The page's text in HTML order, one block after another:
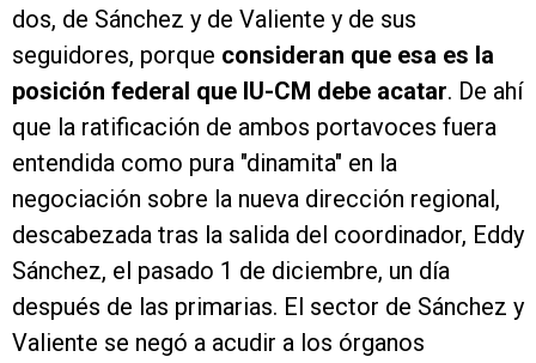
dos, de Sánchez y de Valiente y de sus
seguidores, porque consideran que esa es la
posición federal que IU-CM debe acatar. De ahí
que la ratificación de ambos portavoces fuera
entendida como pura "dinamita" en la
negociación sobre la nueva dirección regional,
descabezada tras la salida del coordinador, Eddy
Sánchez, el pasado 1 de diciembre, un día
después de las primarias. El sector de Sánchez y
Valiente se negó a acudir a los órganos